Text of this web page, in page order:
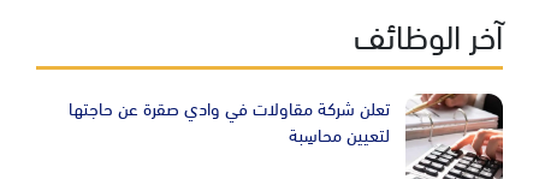
آخر الوظائف
تعلن شركة مقاولات في وادي صقرة عن حاجتها
لتعيين محاسِبة